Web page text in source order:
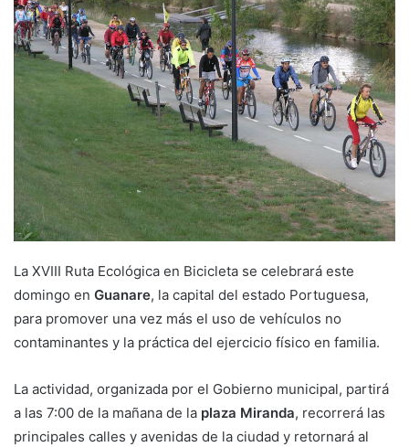
La XVIII Ruta Ecológica en Bicicleta se celebrará este
domingo en Guanare, la capital del estado Portuguesa,
para promover una vez más el uso de vehículos no
contaminantes y la práctica del ejercicio físico en familia.
La actividad, organizada por el Gobierno municipal, partirá
a las 7:00 de la mañana de la plaza Miranda, recorrerá las
principales calles y avenidas de la ciudad y retornará al